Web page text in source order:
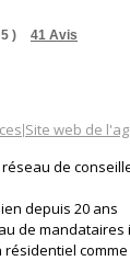
5 ) 41 Avis
|Site web de
réseau de
depuis 20 ans
de